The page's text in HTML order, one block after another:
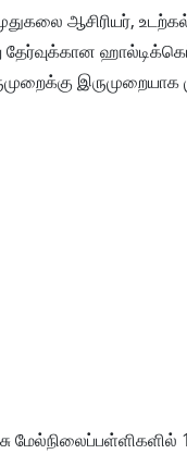
ஆசிரியர்,
தேர்வுக்கான